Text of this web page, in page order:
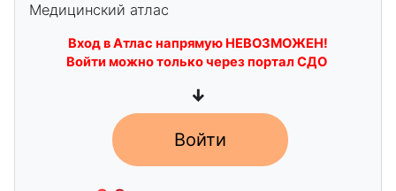
Медицинский атлас
Вход в Атлас напрямую НЕВОЗМОЖЕН!
Войти можно только через портал СДО
↓
Войти